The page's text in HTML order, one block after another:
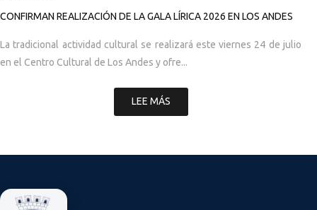
CONFIRMAN REALIZACIÓN DE LA GALA LÍRICA 2026 EN LOS ANDES
La tradicional actividad cultural se realizará este viernes 24 de julio
en el Centro Cultural de Los Andes y ofre...
LEE MÁS